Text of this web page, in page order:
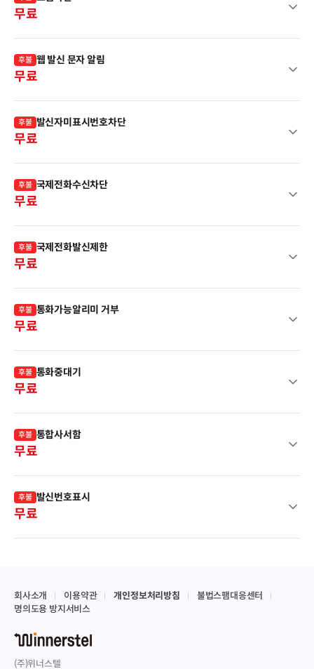
무료
후불 웹 발신 문자 알림
무료
후불 발신자미표시번호차단
무료
후불 국제전화수신차단
무료
후불 국제전화발신제한
무료
후불 통화가능알리미 거부
무료
후불 통화중대기
무료
후불 통합사서함
무료
후불 발신번호표시
무료
회사소개 이용약관 개인정보처리방침
불법스팸대응센터
명의도용 방지서비스
(주)위너스텔